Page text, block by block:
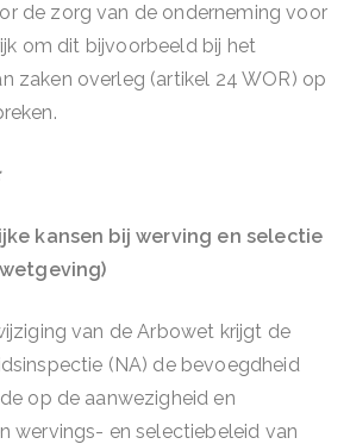
de zorg van de onderneming voor
om dit bijvoorbeeld bij het
zaken overleg (artikel 24 WOR) op
kansen bij werving en selectie
van de Arbowet krijgt de
(NA) de bevoegdheid
op de aanwezigheid en
wervings- en selectiebeleid van